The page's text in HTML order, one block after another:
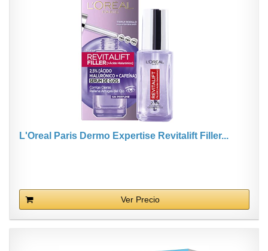
L'Oreal Paris Dermo Expertise Revitalift Filler...
Ver Precio